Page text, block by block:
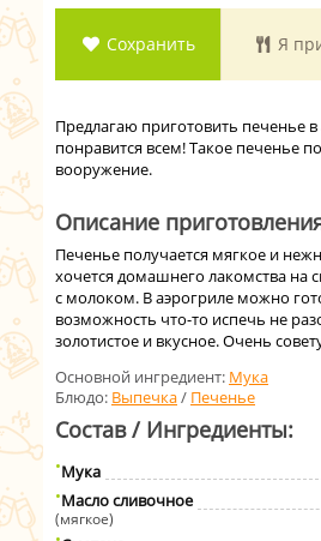
Сохранить Я
Предлагаю приготовить печенье
понравится всем! Такое печенье
вооружение.
Описание
Печенье получается мягкое и
хочется домашнего лакомства на
с молоком. В аэрогриле можно
возможность что-то испечь не
золотистое и вкусное. Очень
Основной ингредиент: Мука
Блюдо: Выпечка/ Печенье
Состав / Ингредиенты:
Мука
Масло сливочное
(мягкое)